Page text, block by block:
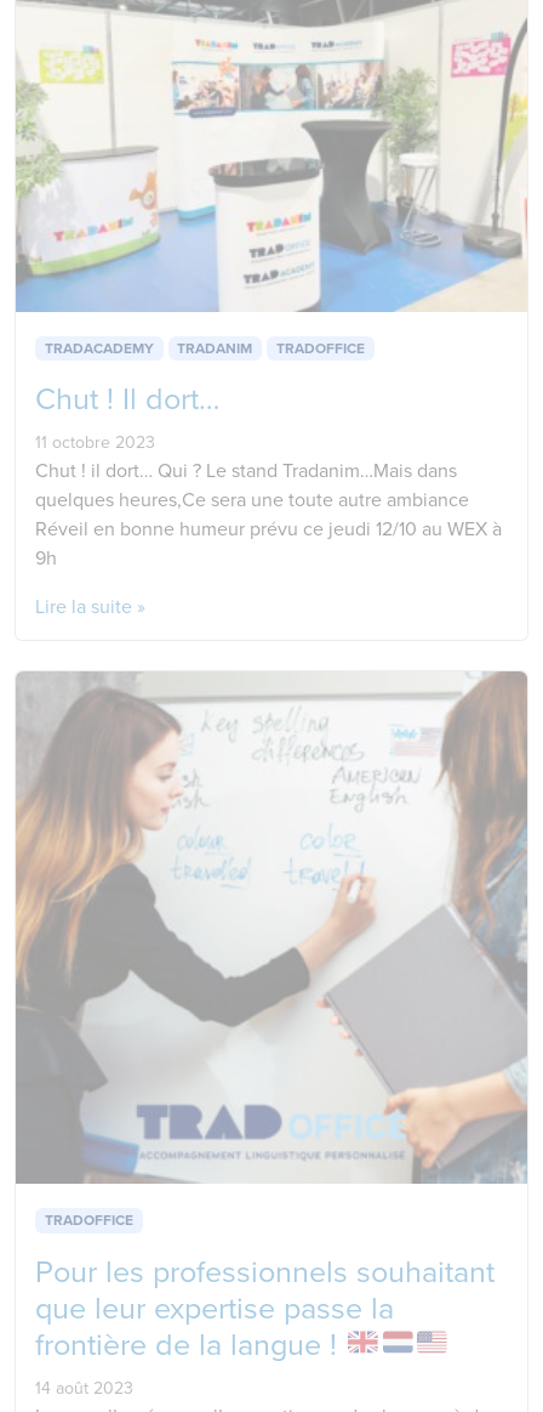
TRADACADEMY TRADANIM TRADOFFICE
Chut ! Il dort…
11 octobre 2023
Chut ! il dort… Qui ? Le stand Tradanim…Mais dans
quelques heures,Ce sera une toute autre ambiance
Réveil en bonne humeur prévu ce jeudi 12/10 au WEX à
9h
Lire la suite »
TRADOFFICE
Pour les professionnels souhaitant
que leur expertise passe la
frontière de la langue !
14 août 2023